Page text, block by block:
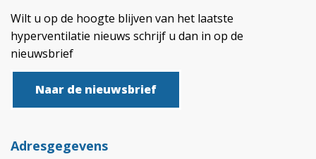
Wilt u op de hoogte blijven van het laatste
hyperventilatie nieuws schrijf u dan in op de
nieuwsbrief
Naar de nieuwsbrief
Adresgegevens